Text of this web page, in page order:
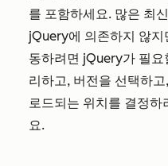
를 포함하세요. 많은 최
jQuery에 의존하지 않
동하려면 jQuery가 필
리하고, 버전을 선택하
로드되는 위치를 결정하
요.